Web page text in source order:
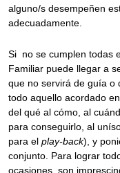
alguno/s desempeñen
adecuadamente.
Si no se cumplen todas
Familiar puede llegar a
que no servirá de guía o
todo aquello acordado
del qué al cómo, al
para conseguirlo, al
para el play-back), y
conjunto. Para lograr
ocasiones, son